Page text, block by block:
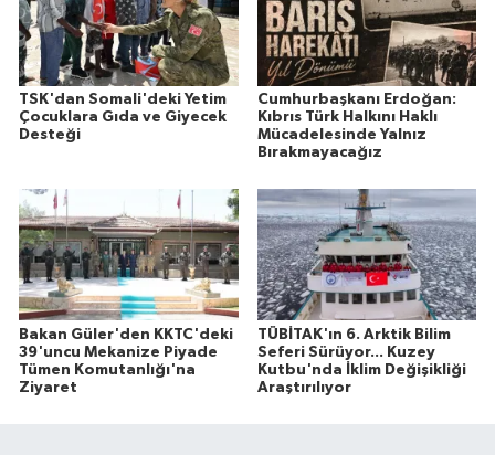
TSK'dan Somali'deki Yetim
Çocuklara Gıda ve Giyecek
Desteği
Cumhurbaşkanı Erdoğan:
Kıbrıs Türk Halkını Haklı
Mücadelesinde Yalnız
Bırakmayacağız
Bakan Güler'den KKTC'deki
39'uncu Mekanize Piyade
Tümen Komutanlığı'na
Ziyaret
TÜBİTAK'ın 6. Arktik Bilim
Seferi Sürüyor... Kuzey
Kutbu'nda İklim Değişikliği
Araştırılıyor